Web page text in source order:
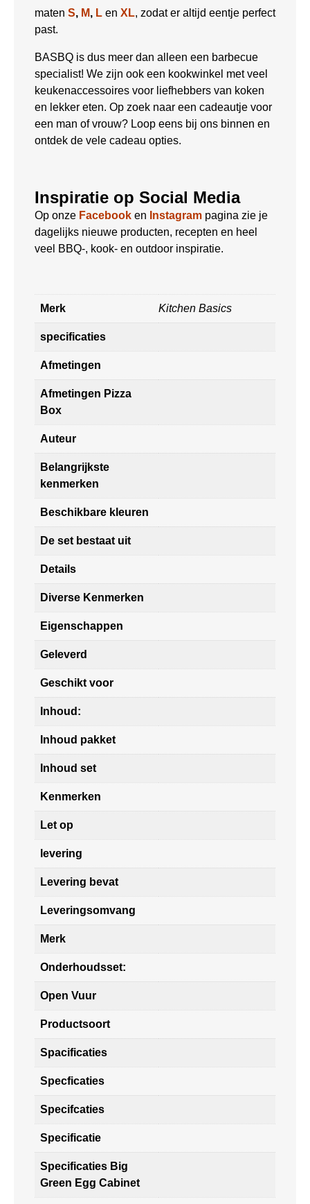
maten S, M, L en XL, zodat er altijd eentje perfect
past.
BASBQ is dus meer dan alleen een barbecue
specialist! We zijn ook een kookwinkel met veel
keukenaccessoires voor liefhebbers van koken
en lekker eten. Op zoek naar een cadeautje voor
een man of vrouw? Loop eens bij ons binnen en
ontdek de vele cadeau opties.
Inspiratie op Social Media
Op onze Facebook en Instagram pagina zie je
dagelijks nieuwe producten, recepten en heel
veel BBQ-, kook- en outdoor inspiratie.
Merk Kitchen Basics
specificaties
Afmetingen
Afmetingen Pizza
Box
Auteur
Belangrijkste
kenmerken
Beschikbare kleuren
De set bestaat uit
Details
Diverse Kenmerken
Eigenschappen
Geleverd
Geschikt voor
Inhoud:
Inhoud pakket
Inhoud set
Kenmerken
Let op
levering
Levering bevat
Leveringsomvang
Merk
Onderhoudsset:
Open Vuur
Productsoort
Spacificaties
Specficaties
Specifcaties
Specificatie
Specificaties Big
Green Egg Cabinet